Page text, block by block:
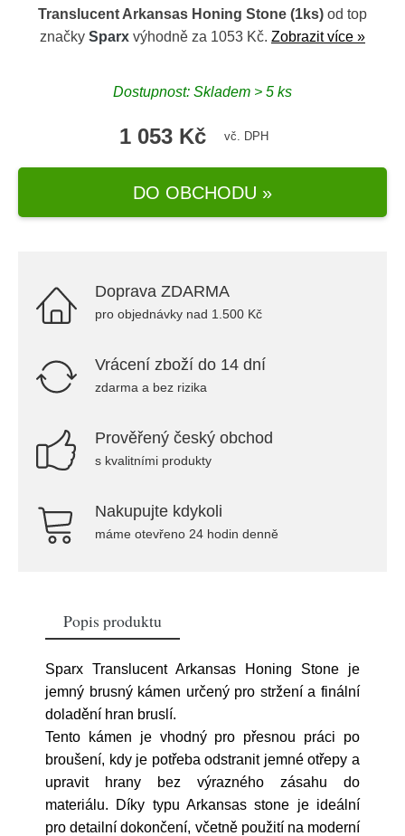
Translucent Arkansas Honing Stone (1ks) od top
značky Sparx výhodně za 1053 Kč. Zobrazit více »
Dostupnost: Skladem > 5 ks
1 053 Kč vč. DPH
DO OBCHODU »
Doprava ZDARMA
pro objednávky nad 1.500 Kč
Vrácení zboží do 14 dní
zdarma a bez rizika
Prověřený český obchod
s kvalitními produkty
Nakupujte kdykoli
máme otevřeno 24 hodin denně
Popis produktu
Sparx Translucent Arkansas Honing Stone je
jemný brusný kámen určený pro stržení a finální
doladění hran bruslí.
Tento kámen je vhodný pro přesnou práci po
broušení, kdy je potřeba odstranit jemné otřepy a
upravit hrany bez výrazného zásahu do
materiálu. Díky typu Arkansas stone je ideální
pro detailní dokončení, včetně použití na moderní